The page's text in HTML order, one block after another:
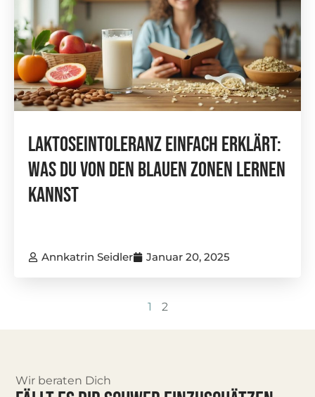
Laktoseintoleranz Einfach Erklärt:
Was Du Von Den Blauen Zonen Lernen
Kannst
Annkatrin Seidler Januar 20, 2025
1 2
Wir beraten Dich